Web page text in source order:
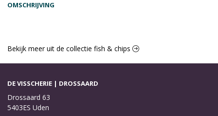
OMSCHRIJVING
Bekijk meer uit de collectie fish & chips
DE VISSCHERIE | DROSSAARD
Drossaard 63
5403ES Uden